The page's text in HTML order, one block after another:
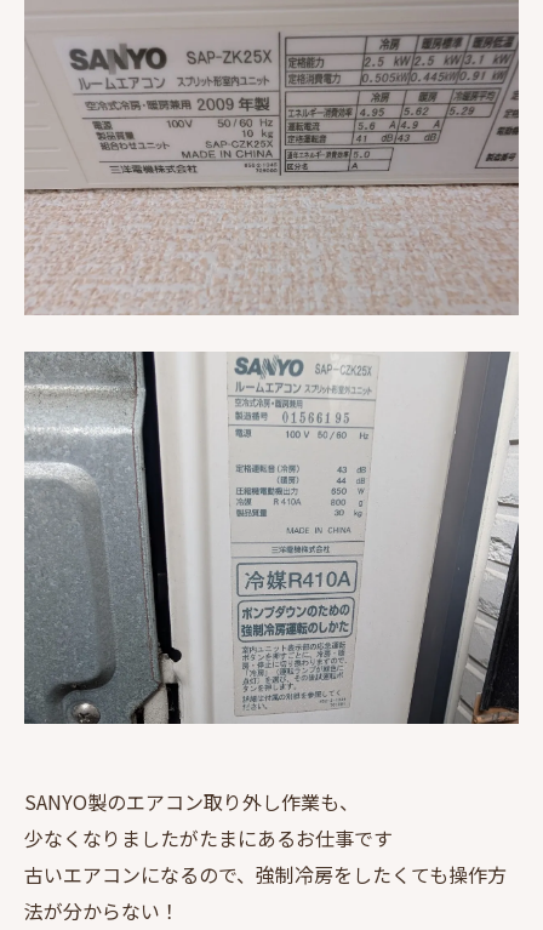
SANYO製のエアコン取り外し作業も、
少なくなりましたがたまにあるお仕事です
古いエアコンになるので、強制冷房をしたくても操作方
法が分からない！